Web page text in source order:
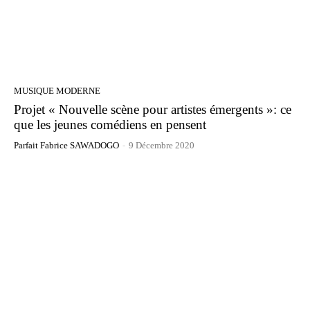
MUSIQUE MODERNE
Projet « Nouvelle scène pour artistes émergents »: ce
que les jeunes comédiens en pensent
Parfait Fabrice SAWADOGO - 9 Décembre 2020